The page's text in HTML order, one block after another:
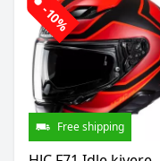
-10%
Free shipping